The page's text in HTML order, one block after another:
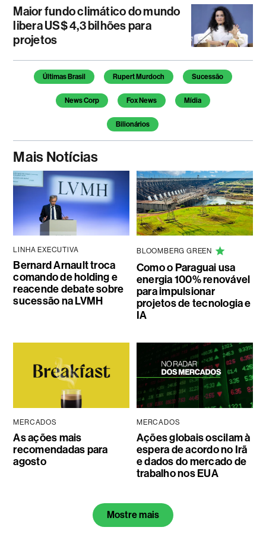
Maior fundo climático do mundo
libera US$ 4,3 bilhões para
projetos
Temas deste artigo
Últimas Brasil Rupert Murdoch Sucessão
News Corp Fox News Mídia
Bilionários
Mais Notícias
LINHA EXECUTIVA
Bernard Arnault troca
comando de holding e
reacende debate sobre
sucessão na LVMH
BLOOMBERG GREEN
Como o Paraguai usa
energia 100% renovável
para impulsionar
projetos de tecnologia e
IA
MERCADOS
As ações mais
recomendadas para
agosto
MERCADOS
Ações globais oscilam à
espera de acordo no Irã
e dados do mercado de
trabalho nos EUA
Mostre mais